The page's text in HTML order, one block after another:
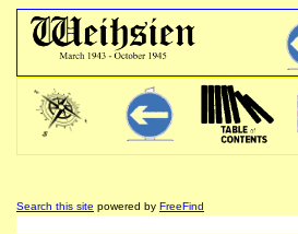
Search this site powered by FreeFind